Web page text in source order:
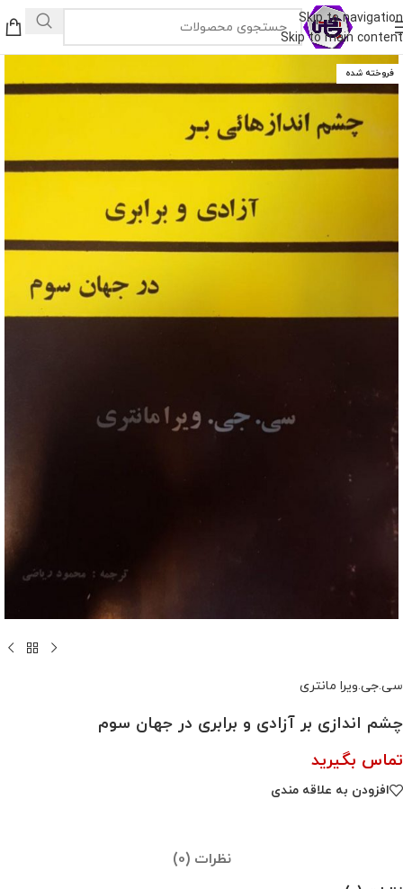
Skip to navigation
Skip to main content
فروخته شده
سی.جی.ویرا مانتری
چشم اندازی بر آزادی و برابری در جهان سوم
تماس بگیرید
افزودن به علاقه مندی
نظرات (0)